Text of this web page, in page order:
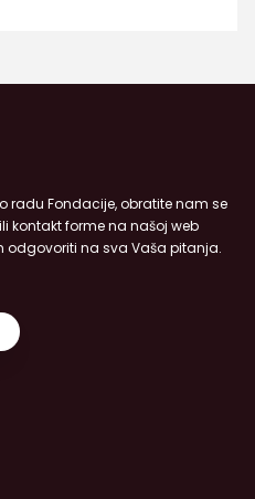
radu Fondacije, obratite nam se
kontakt forme na našoj web
odgovoriti na sva Vaša pitanja.